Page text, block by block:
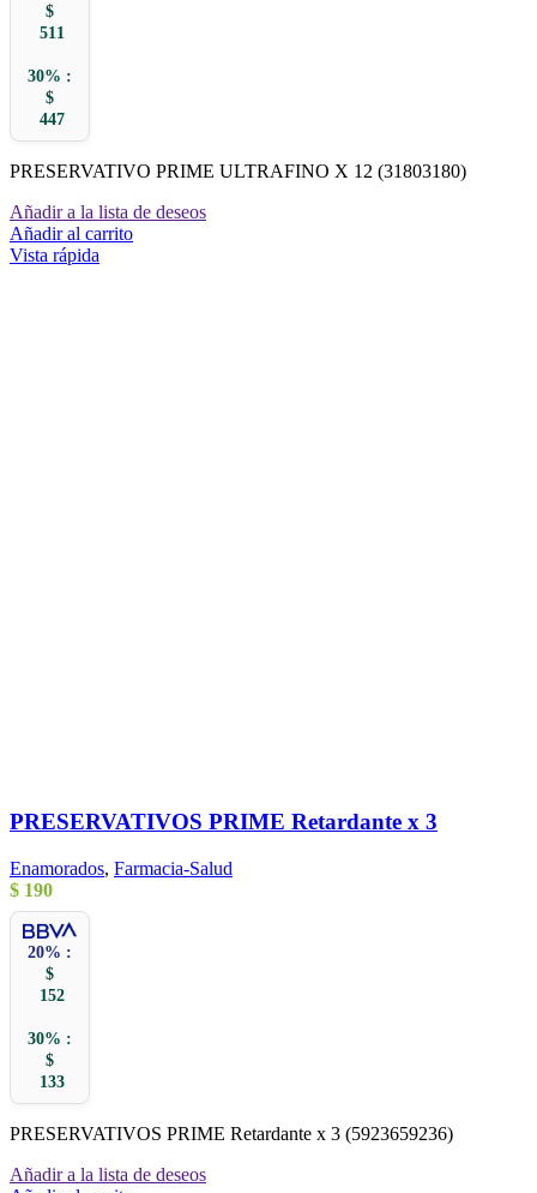
$
511
30% :
$
447
PRESERVATIVO PRIME ULTRAFINO X 12 (31803180)
Añadir a la lista de deseos
Añadir al carrito
Vista rápida
PRESERVATIVOS PRIME Retardante x 3
Enamorados, Farmacia-Salud
$ 190
20% :
$
152
30% :
$
133
PRESERVATIVOS PRIME Retardante x 3 (5923659236)
Añadir a la lista de deseos